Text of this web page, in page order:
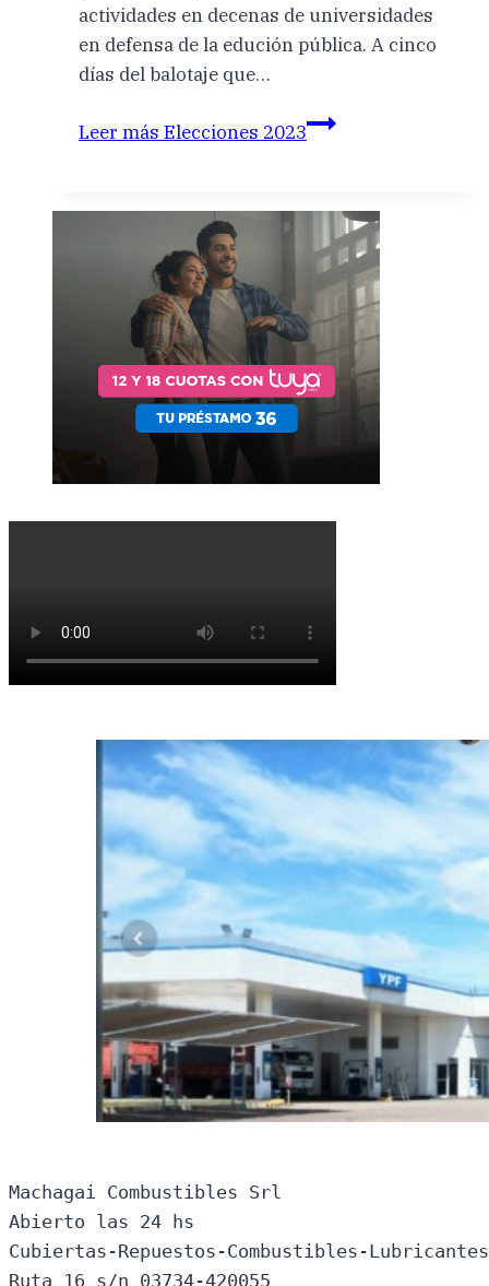
actividades en decenas de universidades
en defensa de la edución pública. A cinco
días del balotaje que…
Leer más Elecciones 2023
Machagai Combustibles Srl
Abierto las 24 hs
Cubiertas-Repuestos-Combustibles-
Ruta 16 s/n 03734-420055